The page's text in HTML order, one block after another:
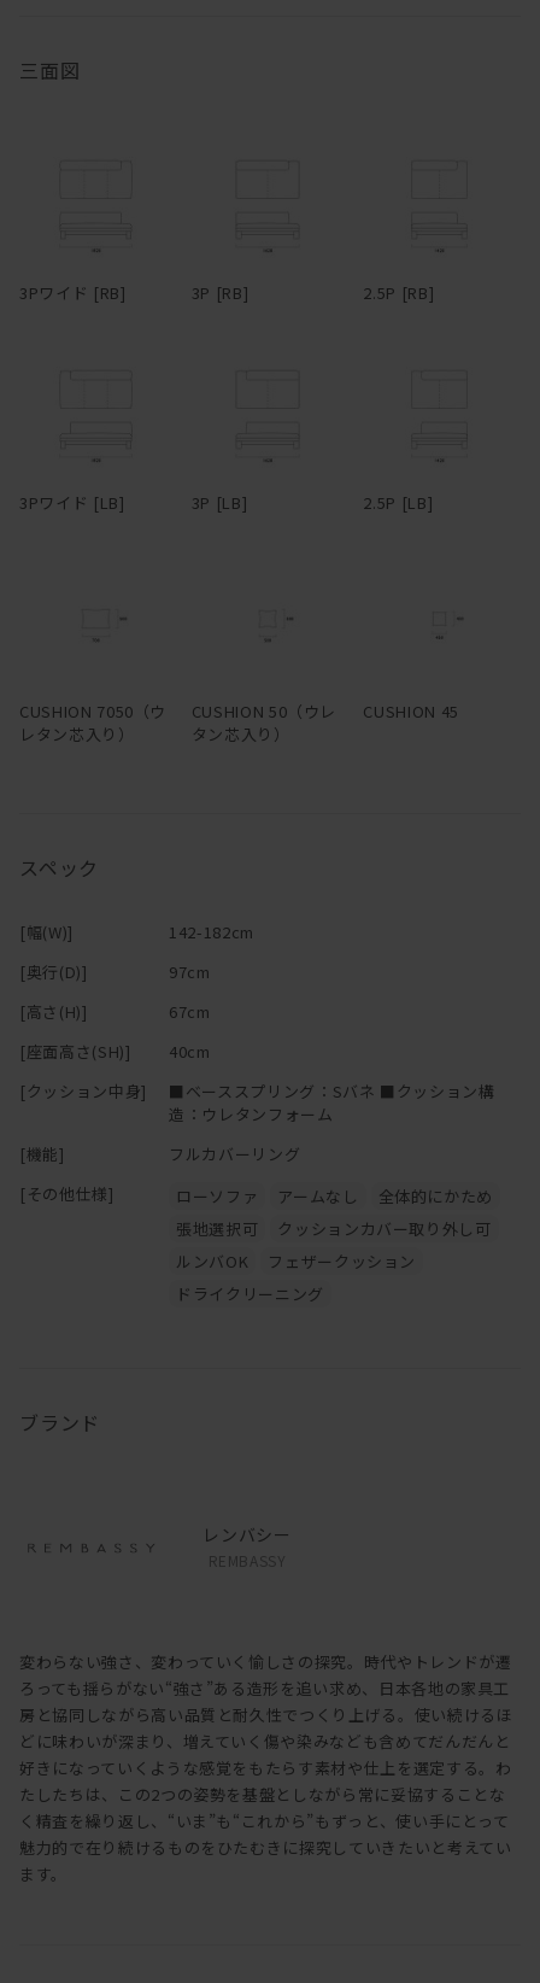
受け止める弾力の両方を兼ね備えている。ウレタン芯が入っている
いずれかで製作でき、どちらもたっぷりと無垢材の自然な素材感を
ルにもシックにも、女性的にも男性的にもコーディネートできる。
タイプごとに3種類のサイズがあり、さらに細かく指定したい場合
きる。フルカバーリング仕様のため生地は取り外してドライクリー
いただくと、しっとりとした風合いが蘇り、味わいも深まります。
けるうち、そんなクラックも、あるいは増えていく傷や染みも、経
いきます。自然素材ならではの変化をあたたかく見守りながら、末
三面図
3Pワイド [RB] 3P [RB] 2.5P [RB]
3Pワイド [LB] 3P [LB] 2.5P [LB]
CUSHION 7050（ウ
レタン芯入り）
CUSHION 50（ウレ
タン芯入り）
CUSHION 45
スペック
[幅(W)]
142-182cm
[奥行(D)]
97cm
[高さ(H)]
67cm
[座面高さ(SH)]
40cm
[クッション中身]
■ベーススプリング：Sバネ ■クッション構
造：ウレタンフォーム
[機能]
フルカバーリング
[その他仕様]
ローソファ アームなし
全体的にかため
張地選択可
クッションカバー取り外し可
ルンバOK
フェザークッション
ドライクリーニング
ブランド
レンバシー
REMBASSY
変わらない強さ、変わっていく愉しさの探究。時代やトレンドが遷
ろっても揺らがない“強さ”ある造形を追い求め、日本各地の家具工
房と協同しながら高い品質と耐久性でつくり上げる。使い続けるほ
どに味わいが深まり、増えていく傷や染みなども含めてだんだんと
好きになっていくような感覚をもたらす素材や仕上を選定する。わ
たしたちは、この2つの姿勢を基盤としながら常に妥協することな
く精査を繰り返し、“いま”も“これから”もずっと、使い手にとって
魅力的で在り続けるものをひたむきに探究していきたいと考えてい
ます。